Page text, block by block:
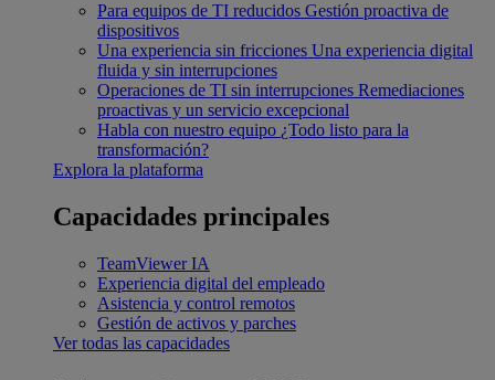
Para equipos de TI reducidos Gestión proactiva de
dispositivos
Una experiencia sin fricciones Una experiencia digital
fluida y sin interrupciones
Operaciones de TI sin interrupciones Remediaciones
proactivas y un servicio excepcional
Habla con nuestro equipo ¿Todo listo para la
transformación?
Explora la plataforma
Capacidades principales
TeamViewer IA
Experiencia digital del empleado
Asistencia y control remotos
Gestión de activos y parches
Ver todas las capacidades